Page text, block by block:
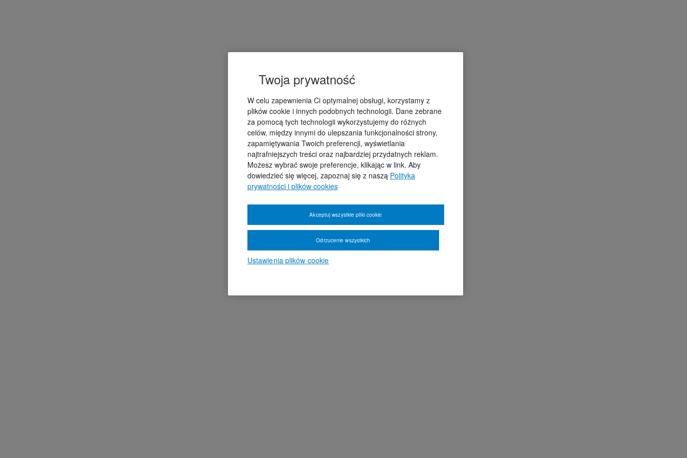
Twoja prywatność
W celu zapewnienia Ci optymalnej obsługi, korzystamy z
plików cookie i innych podobnych technologii. Dane zebrane
za pomocą tych technologii wykorzystujemy do różnych
celów, między innymi do ulepszania funkcjonalności strony,
zapamiętywania Twoich preferencji, wyświetlania
najtrafniejszych treści oraz najbardziej przydatnych reklam.
Możesz wybrać swoje preferencje, klikając w link. Aby
dowiedzieć się więcej, zapoznaj się z naszą Polityką
prywatności i plików cookies
Ustawienia plików cookie
Odrzucenie wszystkich
Akceptuj wszystkie pliki cookie